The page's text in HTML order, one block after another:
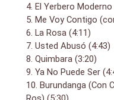
4. El Yerbero Moderno
5. Me Voy Contigo
6. La Rosa (4:11)
7. Usted Abusó (4:43)
8. Quimbara (3:20)
9. Ya No Puede Ser
10. Burundanga (Con